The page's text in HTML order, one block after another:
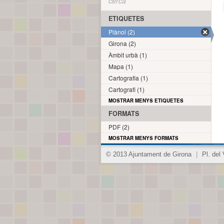
ETIQUETES
Plànol (2)
Girona (2)
Àmbit urbà (1)
Mapa (1)
Cartografia (1)
Cartografi (1)
MOSTRAR MENYS ETIQUETES
FORMATS
PDF (2)
MOSTRAR MENYS FORMATS
© 2013 Ajuntament de Girona Pl. del